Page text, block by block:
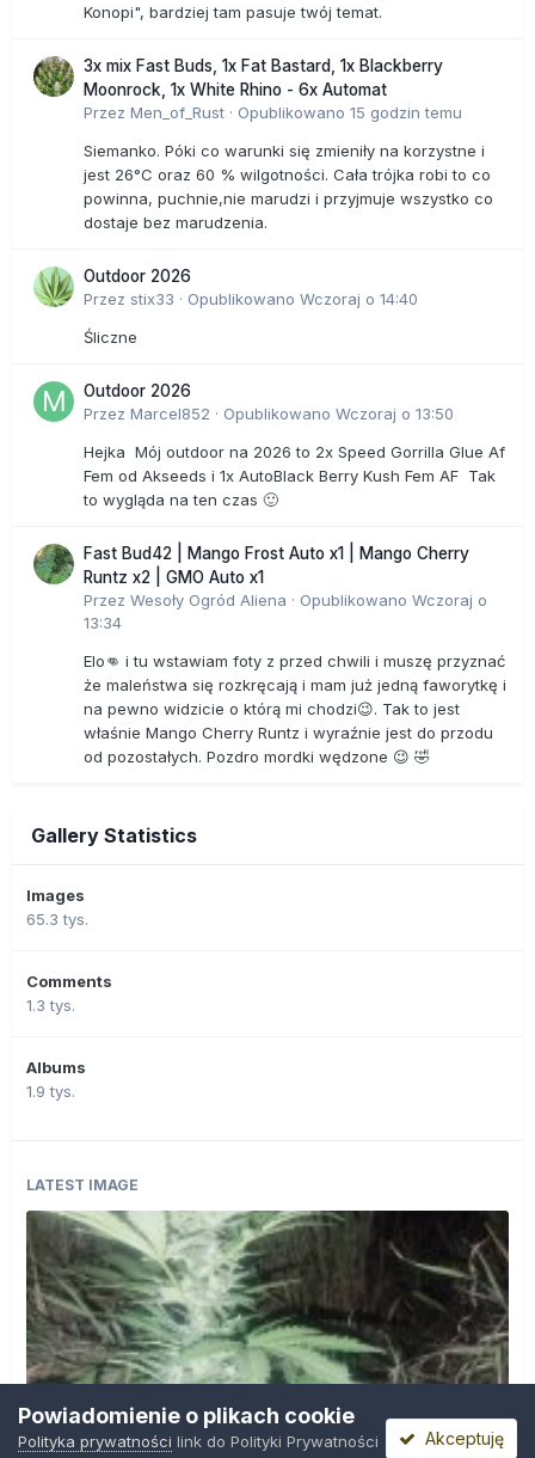
Konopi", bardziej tam pasuje twój temat.
3x mix Fast Buds, 1x Fat Bastard, 1x Blackberry
Moonrock, 1x White Rhino - 6x Automat
Przez Men_of_Rust · Opublikowano 15 godzin temu
Siemanko. Póki co warunki się zmieniły na korzystne i
jest 26°C oraz 60 % wilgotności. Cała trójka robi to co
powinna, puchnie,nie marudzi i przyjmuje wszystko co
dostaje bez marudzenia.
Outdoor 2026
Przez stix33 · Opublikowano Wczoraj o 14:40
Śliczne
Outdoor 2026
Przez Marcel852 · Opublikowano Wczoraj o 13:50
Hejka Mój outdoor na 2026 to 2x Speed Gorrilla Glue Af
Fem od Akseeds i 1x AutoBlack Berry Kush Fem AF Tak
to wygląda na ten czas 🙂
Fast Bud42 | Mango Frost Auto x1 | Mango Cherry
Runtz x2 | GMO Auto x1
Przez Wesoły Ogród Aliena · Opublikowano Wczoraj o
13:34
Elo👊 i tu wstawiam foty z przed chwili i muszę przyznać
że maleństwa się rozkręcają i mam już jedną faworytkę i
na pewno widzicie o którą mi chodzi😉. Tak to jest
właśnie Mango Cherry Runtz i wyraźnie jest do przodu
od pozostałych. Pozdro mordki wędzone 😉 🤣
Gallery Statistics
Images
65.3 tys.
Comments
1.3 tys.
Albums
1.9 tys.
LATEST IMAGE
Powiadomienie o plikach cookie
Polityka prywatności link do Polityki Prywatności
Akceptuję